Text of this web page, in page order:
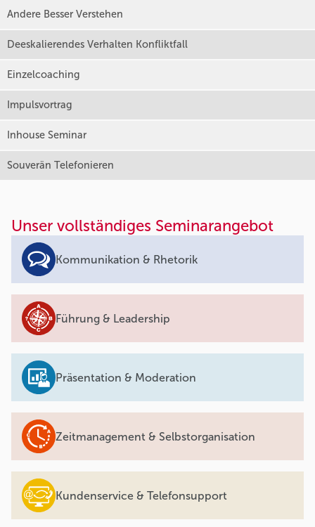
Andere Besser Verstehen
Deeskalierendes Verhalten Konfliktfall
Einzelcoaching
Impulsvortrag
Inhouse Seminar
Souverän Telefonieren
Unser vollständiges Seminarangebot
Kommunikation & Rhetorik
Führung & Leadership
Präsentation & Moderation
Zeitmanagement & Selbstorganisation
Kundenservice & Telefonsupport